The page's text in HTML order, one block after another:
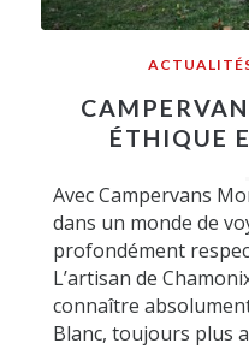
ÉTHIQUE
Avec Campervans
dans un monde de
profondément
L’artisan de
connaître
Blanc, toujours plus